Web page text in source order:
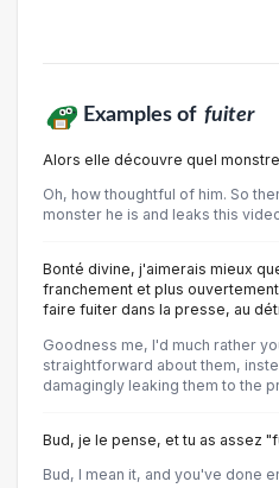
Examples of fuiter
Alors elle découvre quel
Oh, how thoughtful of him. So
monster he is and leaks this
Bonté divine, j'aimerais mieux
franchement et plus
faire fuiter dans la presse, au
Goodness me, I'd much rather
straightforward about them,
damagingly leaking them to the
Bud, je le pense, et tu as assez
Bud, I mean it, and you've done